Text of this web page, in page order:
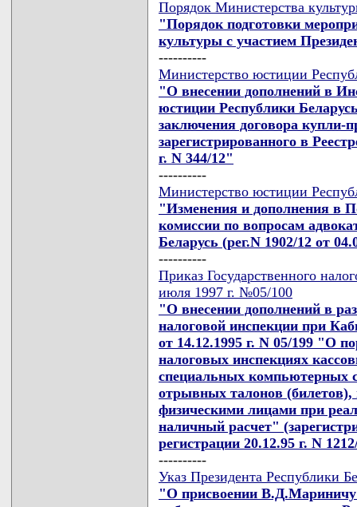
Порядок Министерства
"Порядок подготовки
культуры с участием
----------
Министерство юстиции
"О внесении дополнений в
юстиции Республики
заключения договора купли-
зарегистрированного в
г. N 344/12"
----------
Министерство юстиции
"Изменения и дополнения в
комиссии по вопросам
Беларусь (рег.N 1902/12 от
----------
Приказ Государственного
июля 1997 г. №05/100
"О внесении дополнений в
налоговой инспекции при
от 14.12.1995 г. N 05/199 "О
налоговых инспекциях
специальных компьютерных
отрывных талонов
физическими лицами при
наличный расчет"
регистрации 20.12.95 г. N
----------
Указ Президента Республики
"О присвоении В.Д.Мариничу